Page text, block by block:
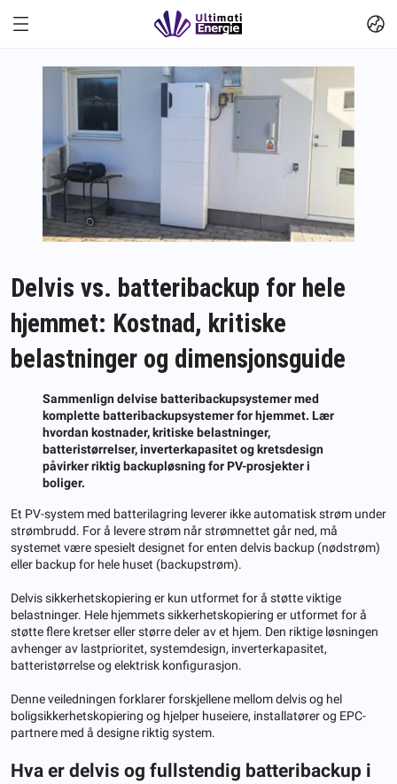
Delvis vs. batteribackup for hele
hjemmet: Kostnad, kritiske
belastninger og dimensjonsguide
Sammenlign delvise batteribackupsystemer med
komplette batteribackupsystemer for hjemmet. Lær
hvordan kostnader, kritiske belastninger,
batteristørrelser, inverterkapasitet og kretsdesign
påvirker riktig backupløsning for PV-prosjekter i
boliger.
Et PV-system med batterilagring leverer ikke automatisk strøm under
strømbrudd. For å levere strøm når strømnettet går ned, må
systemet være spesielt designet for enten delvis backup (nødstrøm)
eller backup for hele huset (backupstrøm).
Delvis sikkerhetskopiering er kun utformet for å støtte viktige
belastninger. Hele hjemmets sikkerhetskopiering er utformet for å
støtte flere kretser eller større deler av et hjem. Den riktige løsningen
avhenger av lastprioritet, systemdesign, inverterkapasitet,
batteristørrelse og elektrisk konfigurasjon.
Denne veiledningen forklarer forskjellene mellom delvis og hel
boligsikkerhetskopiering og hjelper huseiere, installatører og EPC-
partnere med å designe riktig system.
Hva er delvis og fullstendig batteribackup i